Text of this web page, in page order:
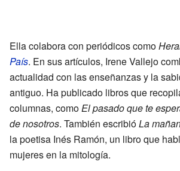
Ella colabora con periódicos como
País. En sus artículos, Irene Vallejo
actualidad con las enseñanzas y la
antiguo. Ha publicado libros que
columnas, comoEl pasado que te
de nosotros. También escribióLa
la poetisa Inés Ramón, un libro que
mujeres en la mitología.